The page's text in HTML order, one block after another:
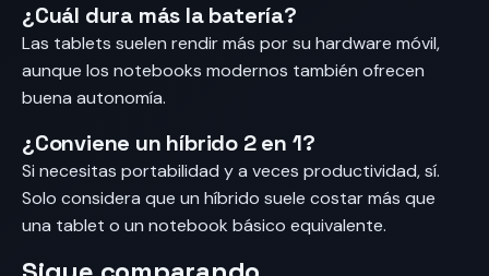
¿Cuál dura más la batería?
Las tablets suelen rendir más por su hardware móvil,
aunque los notebooks modernos también ofrecen
buena autonomía.
¿Conviene un híbrido 2 en 1?
Si necesitas portabilidad y a veces productividad, sí.
Solo considera que un híbrido suele costar más que
una tablet o un notebook básico equivalente.